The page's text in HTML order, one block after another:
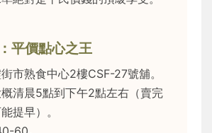
平價點心之王
市熟食中心2樓CSF-27號舖。
清晨5點到下午2點左右（賣完
提早）。